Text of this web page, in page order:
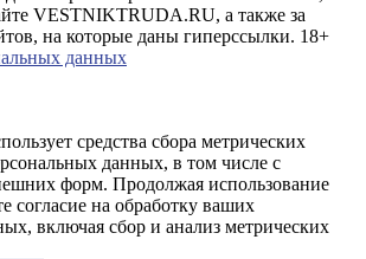
VESTNIKTRUDA.RU, а также за
на которые даны гиперссылки. 18+
данных
средства сбора метрических
данных, в том числе с
форм. Продолжая использование
согласие на обработку ваших
включая сбор и анализ метрических